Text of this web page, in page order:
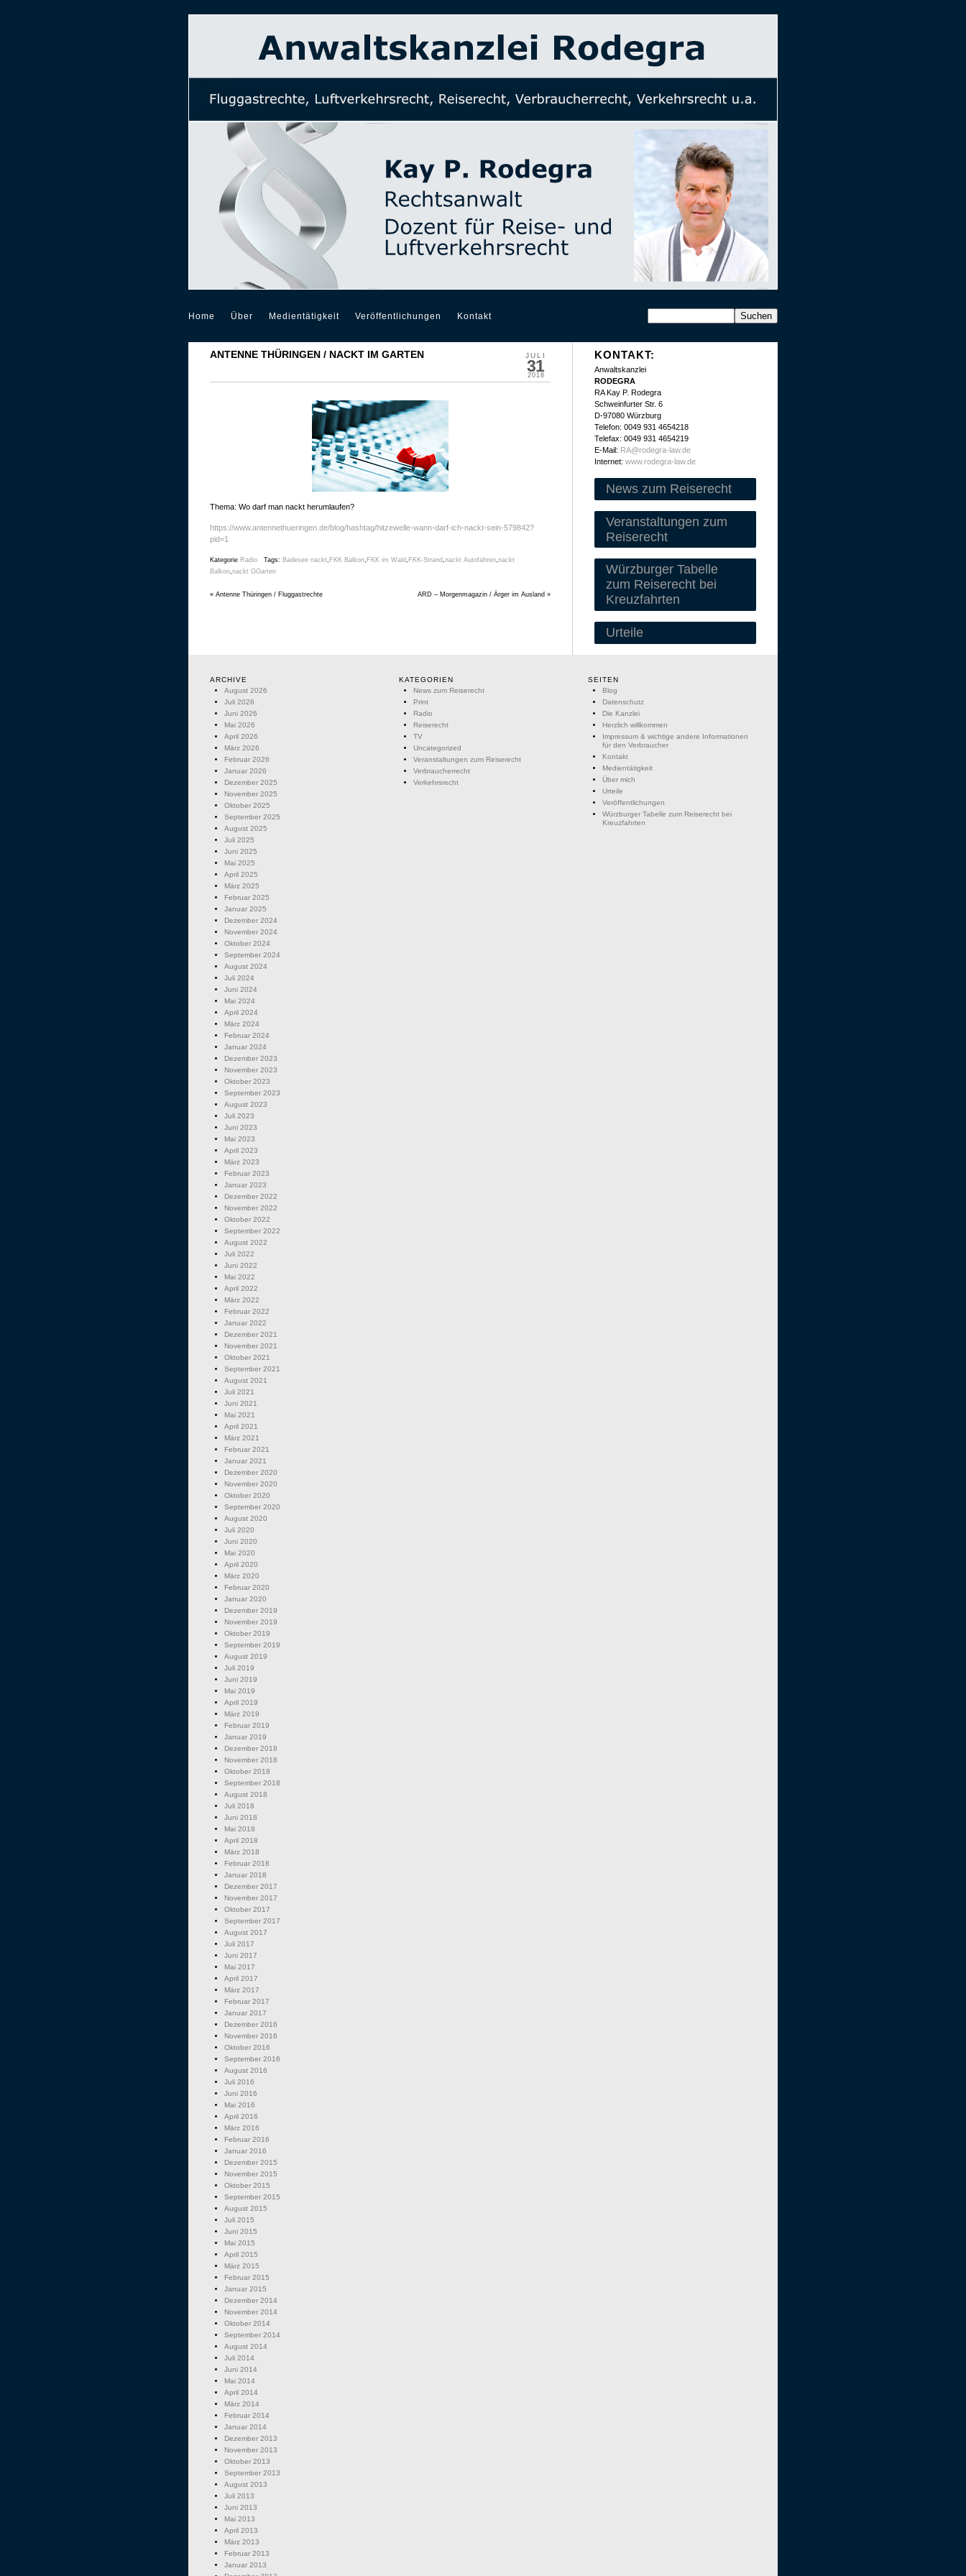
Home Über Medientätigkeit Veröffentlichungen Kontakt
JULI
31
2018
ANTENNE THÜRINGEN / NACKT IM GARTEN
Thema: Wo darf man nackt herumlaufen?
https://www.antennethueringen.de/blog/hashtag/hitzewelle-wann-darf-ich-nackt-sein-579842?
pid=1
Kategorie Radio Tags: Badesee nackt, FKK Balkon, FKK im Wald, FKK-Strand,nackt Autofahren,nackt
Balkon,nackt GGarten
« Antenne Thüringen / Fluggastrechte ARD – Morgenmagazin / Ärger im Ausland »
KONTAKT:
Anwaltskanzlei
RODEGRA
RA Kay P. Rodegra
Schweinfurter Str. 6
D-97080 Würzburg
Telefon: 0049 931 4654218
Telefax: 0049 931 4654219
E-Mail: RA@rodegra-law.de
Internet: www.rodegra-law.de
News zum Reiserecht
Veranstaltungen zum
Reiserecht
Würzburger Tabelle
zum Reiserecht bei
Kreuzfahrten
Urteile
ARCHIVE
August 2026
Juli 2026
Juni 2026
Mai 2026
April 2026
März 2026
Februar 2026
Januar 2026
Dezember 2025
November 2025
Oktober 2025
September 2025
August 2025
Juli 2025
Juni 2025
Mai 2025
April 2025
März 2025
Februar 2025
Januar 2025
Dezember 2024
November 2024
Oktober 2024
September 2024
August 2024
Juli 2024
Juni 2024
Mai 2024
April 2024
März 2024
Februar 2024
Januar 2024
Dezember 2023
November 2023
Oktober 2023
September 2023
August 2023
Juli 2023
Juni 2023
Mai 2023
April 2023
März 2023
Februar 2023
Januar 2023
Dezember 2022
November 2022
Oktober 2022
September 2022
August 2022
Juli 2022
Juni 2022
Mai 2022
April 2022
März 2022
Februar 2022
Januar 2022
Dezember 2021
November 2021
Oktober 2021
September 2021
August 2021
Juli 2021
Juni 2021
Mai 2021
April 2021
März 2021
Februar 2021
Januar 2021
Dezember 2020
November 2020
Oktober 2020
September 2020
August 2020
Juli 2020
Juni 2020
Mai 2020
April 2020
März 2020
Februar 2020
Januar 2020
Dezember 2019
November 2019
Oktober 2019
September 2019
August 2019
Juli 2019
Juni 2019
Mai 2019
April 2019
März 2019
Februar 2019
Januar 2019
Dezember 2018
November 2018
Oktober 2018
September 2018
August 2018
Juli 2018
Juni 2018
Mai 2018
April 2018
März 2018
Februar 2018
Januar 2018
Dezember 2017
November 2017
Oktober 2017
September 2017
August 2017
Juli 2017
Juni 2017
Mai 2017
April 2017
März 2017
Februar 2017
Januar 2017
Dezember 2016
November 2016
Oktober 2016
September 2016
August 2016
Juli 2016
Juni 2016
Mai 2016
April 2016
März 2016
Februar 2016
Januar 2016
Dezember 2015
November 2015
Oktober 2015
September 2015
August 2015
Juli 2015
Juni 2015
Mai 2015
April 2015
März 2015
Februar 2015
Januar 2015
Dezember 2014
November 2014
Oktober 2014
September 2014
August 2014
Juli 2014
Juni 2014
Mai 2014
April 2014
März 2014
Februar 2014
Januar 2014
Dezember 2013
November 2013
Oktober 2013
September 2013
August 2013
Juli 2013
Juni 2013
Mai 2013
April 2013
März 2013
Februar 2013
Januar 2013
KATEGORIEN
News zum Reiserecht
Print
Radio
Reiserecht
TV
Uncategorized
Veranstaltungen zum Reiserecht
Verbraucherrecht
Verkehrsrecht
SEITEN
Blog
Datenschutz
Die Kanzlei
Herzlich willkommen
Impressum & wichtige andere Informationen
für den Verbraucher
Kontakt
Medientätigkeit
Über mich
Urteile
Veröffentlichungen
Würzburger Tabelle zum Reiserecht bei
Kreuzfahrten